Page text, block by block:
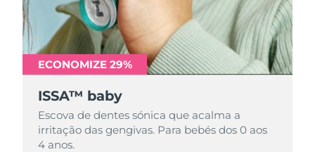
ECONOMIZE 29%
ISSA™ baby
Escova de dentes sónica que acalma a
irritação das gengivas. Para bebés dos 0 aos
4 anos.
ECONOMIZE 29%
ISSA™ baby
Escova de dentes sónica que acalma a
irritação das gengivas. Para bebés dos 0 aos
4 anos.
ECONOMIZE 29%
ISSA™ baby
Escova de dentes sónica que acalma a
irritação das gengivas. Para bebés dos 0 aos
4 anos.